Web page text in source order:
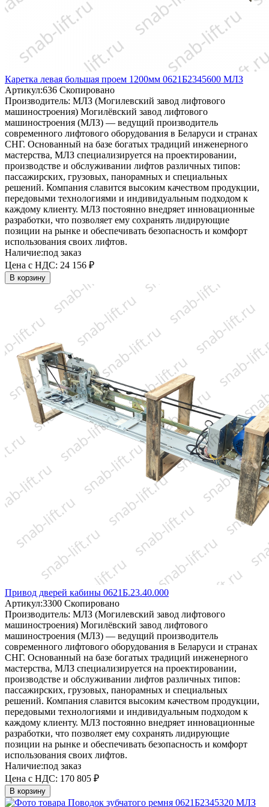
Каретка левая большая проем 1200мм 0621Б2345600 МЛЗ
Артикул:636 Скопировано
Производитель: МЛЗ (Могилевский завод лифтового
машиностроения) Могилёвский завод лифтового
машиностроения (МЛЗ) — ведущий производитель
современного лифтового оборудования в Беларуси и странах
СНГ. Основанный на базе богатых традиций инженерного
мастерства, МЛЗ специализируется на проектировании,
производстве и обслуживании лифтов различных типов:
пассажирских, грузовых, панорамных и специальных
решений. Компания славится высоким качеством продукции,
передовыми технологиями и индивидуальным подходом к
каждому клиенту. МЛЗ постоянно внедряет инновационные
разработки, что позволяет ему сохранять лидирующие
позиции на рынке и обеспечивать безопасность и комфорт
использования своих лифтов.
Наличие:под заказ
Цена с НДС: 24 156 ₽
В корзину
Привод дверей кабины 0621Б.23.40.000
Артикул:3300 Скопировано
Производитель: МЛЗ (Могилевский завод лифтового
машиностроения) Могилёвский завод лифтового
машиностроения (МЛЗ) — ведущий производитель
современного лифтового оборудования в Беларуси и странах
СНГ. Основанный на базе богатых традиций инженерного
мастерства, МЛЗ специализируется на проектировании,
производстве и обслуживании лифтов различных типов:
пассажирских, грузовых, панорамных и специальных
решений. Компания славится высоким качеством продукции,
передовыми технологиями и индивидуальным подходом к
каждому клиенту. МЛЗ постоянно внедряет инновационные
разработки, что позволяет ему сохранять лидирующие
позиции на рынке и обеспечивать безопасность и комфорт
использования своих лифтов.
Наличие:под заказ
Цена с НДС: 170 805 ₽
В корзину